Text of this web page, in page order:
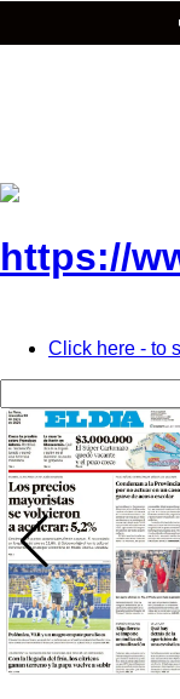
Click here - to